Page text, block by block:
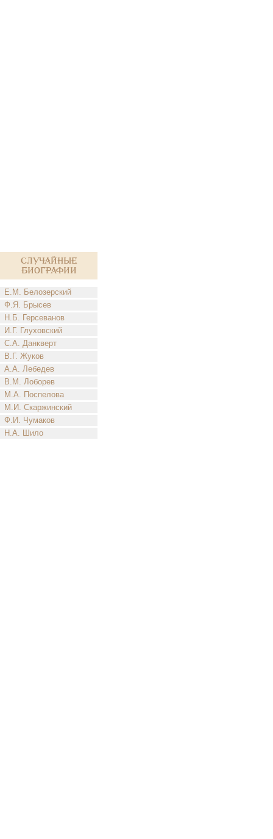
Случайные
биографии
Е.М. Белозерский
Ф.Я. Брысев
Н.Б. Герсеванов
И.Г. Глуховский
С.А. Данкверт
В.Г. Жуков
А.А. Лебедев
В.М. Лоборев
М.А. Поспелова
М.И. Скаржинский
Ф.И. Чумаков
Н.А. Шило